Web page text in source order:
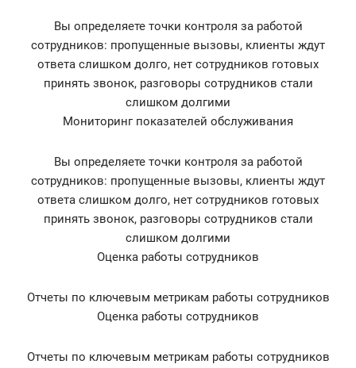
Вы определяете точки контроля за работой
сотрудников: пропущенные вызовы, клиенты ждут
ответа слишком долго, нет сотрудников готовых
принять звонок, разговоры сотрудников стали
слишком долгими
Мониторинг показателей обслуживания
Вы определяете точки контроля за работой
сотрудников: пропущенные вызовы, клиенты ждут
ответа слишком долго, нет сотрудников готовых
принять звонок, разговоры сотрудников стали
слишком долгими
Оценка работы сотрудников
Отчеты по ключевым метрикам работы сотрудников
Оценка работы сотрудников
Отчеты по ключевым метрикам работы сотрудников